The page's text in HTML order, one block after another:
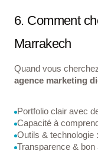
6. Comment
Marrakech
Quand vous
agence marketing
Portfolio clair avec
Capacité à
Outils & technologie
Transparence &